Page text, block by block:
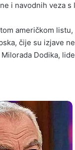
i navodnih veza
američkom
čije su izjave
Dodika,